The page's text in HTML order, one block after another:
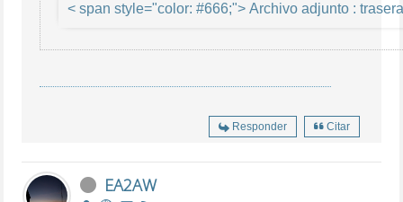
< span style="color: #666;">
Responder Citar
EA2AW